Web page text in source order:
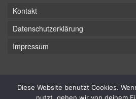
Kontakt
Datenschutzerklärung
Impressum
Diese Website benutzt Cookies.